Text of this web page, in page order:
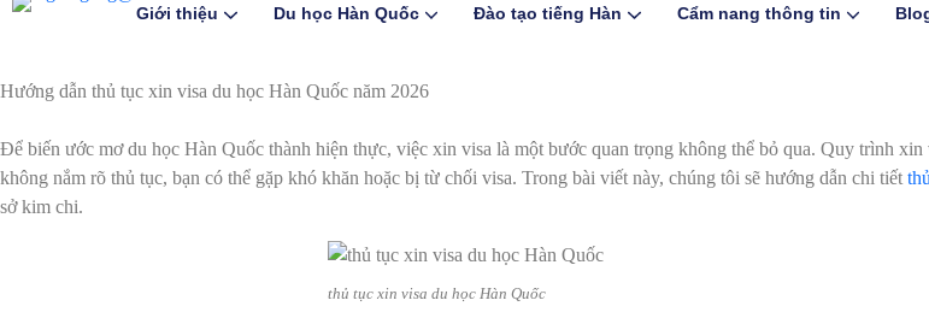
Giới thiệu Du học Hàn Quốc Đào tạo tiếng Hàn Cẩm nang thông tin
Hướng dẫn thủ tục xin visa du học Hàn Quốc năm 2026
Để biến ước mơ du học Hàn Quốc thành hiện thực, việc xin visa là một bước quan trọng không thể bỏ qua. Quy trình
không nắm rõ thủ tục, bạn có thể gặp khó khăn hoặc bị từ chối visa. Trong bài viết này, chúng tôi sẽ hướng dẫn chi tiết
sở kim chi.
thủ tục xin visa du học Hàn Quốc